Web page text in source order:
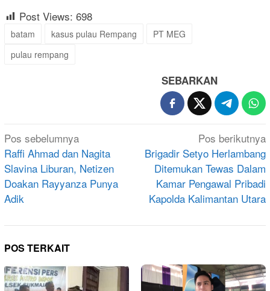
Post Views: 698
batam kasus pulau Rempang
PT MEG
pulau rempang
SEBARKAN
Navigasi
pos
Pos sebelumnya
Raffi Ahmad dan Nagita
Slavina Liburan, Netizen
Doakan Rayyanza Punya
Adik
Pos berikutnya
Brigadir Setyo Herlambang
Ditemukan Tewas Dalam
Kamar Pengawal Pribadi
Kapolda Kalimantan Utara
POS TERKAIT